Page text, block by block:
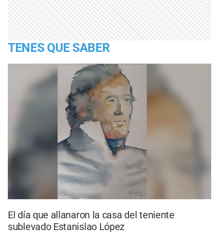
TENES QUE SABER
El día que allanaron la casa del teniente
sublevado Estanislao López